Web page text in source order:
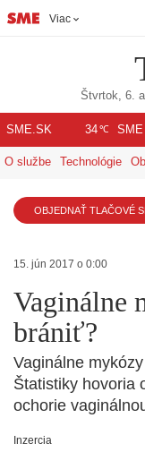
Viac
Štvrtok, 6.
SME.SK 34℃ SME
O službe Technológie
OBJEDNAŤ TLAČOVÉ
15. jún 2017 o 0:00
Vaginálne
brániť?
Vaginálne
Štatistiky hovoria
ochorie
Inzercia